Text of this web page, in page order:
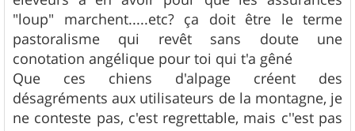
"loup" marchent.....etc? ça doit être le terme
pastoralisme qui revêt sans doute une
conotation angélique pour toi qui t'a gêné
Que ces chiens d'alpage créent des
désagréments aux utilisateurs de la montagne, je
ne conteste pas, c'est regrettable, mais c''est pas